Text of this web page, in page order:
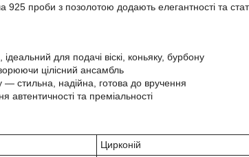
925 проби з позолотою додають елегантності та
для подачі віскі, коньяку, бурбону
цілісний ансамбль
стильна, надійна, готова до вручення
автентичності та преміальності
Цирконій